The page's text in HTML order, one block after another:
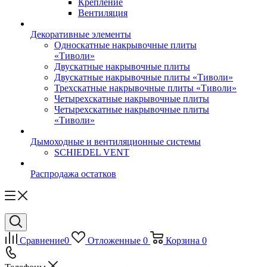
Крепление
Вентиляция
Декоративные элементы
Односкатные накрывочные плиты
«Тиволи»
Двускатные накрывочные плиты
Двускатные накрывочные плиты «Тиволи»
Трехскатные накрывочные плиты «Тиволи»
Четырехскатные накрывочные плиты
Четырехскатные накрывочные плиты
«Тиволи»
Дымоходные и вентиляционные системы
SCHIEDEL VENT
Распродажа остатков
Сравнение0 Отложенные 0 Корзина 0